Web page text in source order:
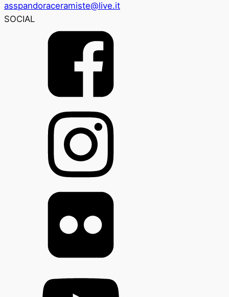
asspandoraceramiste@live.it
SOCIAL